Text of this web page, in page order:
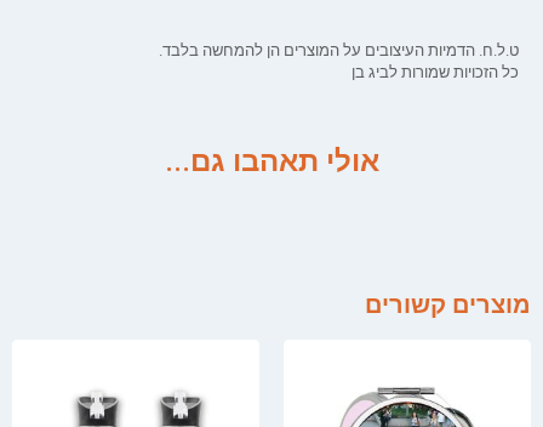
ט.ל.ח. הדמיות העיצובים על המוצרים הן להמחשה בלבד.
כל הזכויות שמורות לביג בן
אולי תאהבו גם...
מוצרים קשורים